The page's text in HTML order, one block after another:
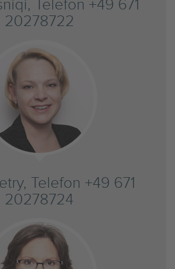
Telefon +49 671
20278722
Telefon +49 671
20278724